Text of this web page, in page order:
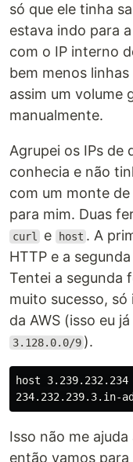
só que ele tinha
estava indo para
com o IP interno
bem menos
assim um volume
manualmente.
Agrupei os IPs de
conhecia e não
com um monte
para mim. Duas
curl e host . A
HTTP e a
Tentei a segunda
muito sucesso, só
da AWS (isso eu
3.128.0.0/9 ).
host 3.239.232.234
Isso não me
então vamos para